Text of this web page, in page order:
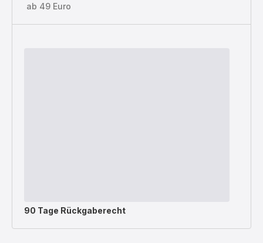
ab 49 Euro
90 Tage Rückgaberecht